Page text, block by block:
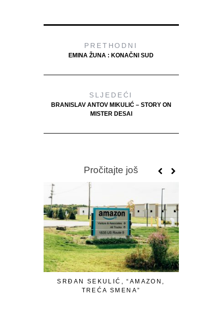
PRETHODNI
EMINA ŽUNA : KONAČNI SUD
SLJEDEĆI
BRANISLAV ANTOV MIKULIĆ – STORY ON
MISTER DESAI
Pročitajte još
SRĐAN SEKULIĆ, “AMAZON,
TREĆA SMENA”